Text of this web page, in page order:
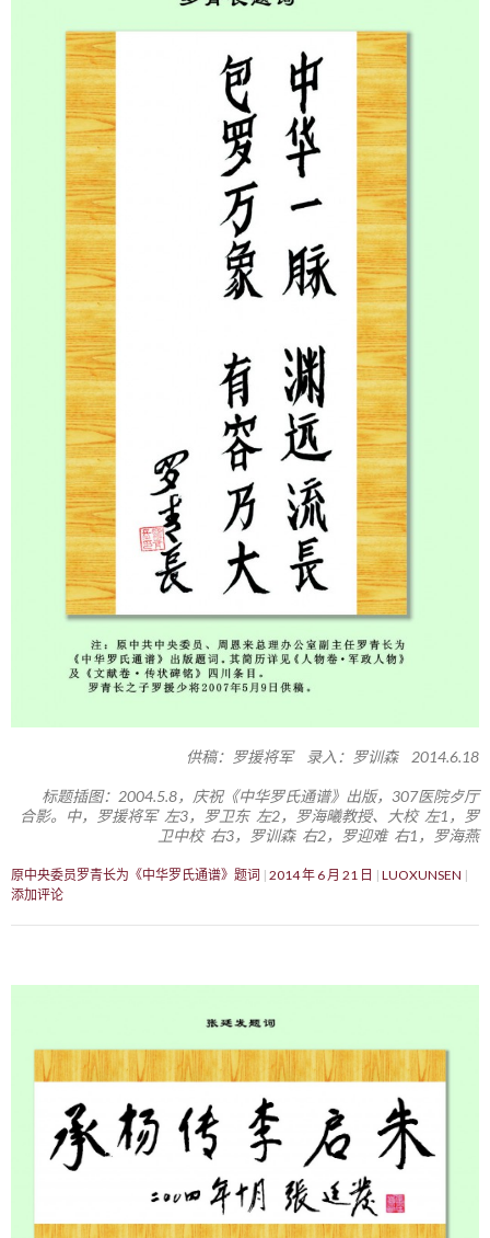
供稿：罗援将军 录入：罗训森 2014.6.18
标题插图：2004.5.8，庆祝《中华罗氏通谱》出版，307医院歺厅
合影。中，罗援将军 左3，罗卫东 左2，罗海曦教授、大校 左1，罗
卫中校 右3，罗训森 右2，罗迎难 右1，罗海燕
原中央委员罗青长为《中华罗氏通谱》题词 2014 年 6 月 21 日
LUOXUNSEN
添加评论